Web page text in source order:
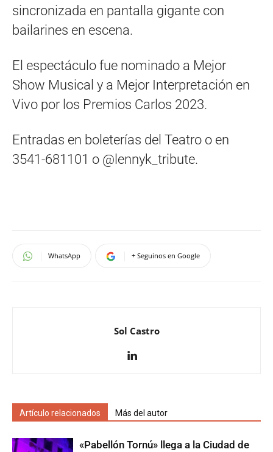
sincronizada en pantalla gigante con
bailarines en escena.
El espectáculo fue nominado a Mejor
Show Musical y a Mejor Interpretación en
Vivo por los Premios Carlos 2023.
Entradas en boleterías del Teatro o en
3541-681101 o @lennyk_tribute.
WhatsApp + Seguinos en Google
Sol Castro
Artículo relacionados Más del autor
«Pabellón Tornú» llega a la Ciudad de